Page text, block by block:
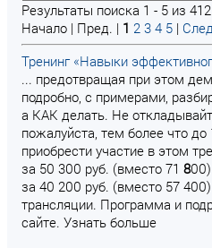
Результаты поиска 1 - 5 из 412
Начало | Пред. | 1 2 3 4 5 |
Тренинг «Навыки
... предотвращая при этом
подробно, с примерами,
а КАК делать. Не
пожалуйста, тем более что
приобрести участие в этом
за 50 300 руб. (вместо 71 8
за 40 200 руб. (вместо 57
трансляции. Программа и
сайте. Узнать больше